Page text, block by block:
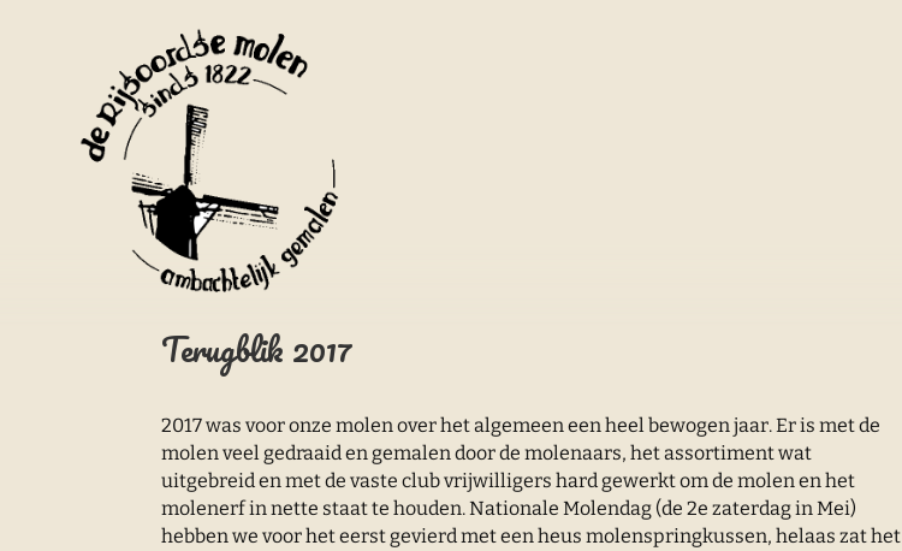
Terugblik 2017
2017 was voor onze molen over het algemeen een heel bewogen jaar. Er is met de
molen veel gedraaid en gemalen door de molenaars, het assortiment wat
uitgebreid en met de vaste club vrijwilligers hard gewerkt om de molen en het
molenerf in nette staat te houden. Nationale Molendag (de 2e zaterdag in Mei)
hebben we voor het eerst gevierd met een heus molenspringkussen, helaas zat het